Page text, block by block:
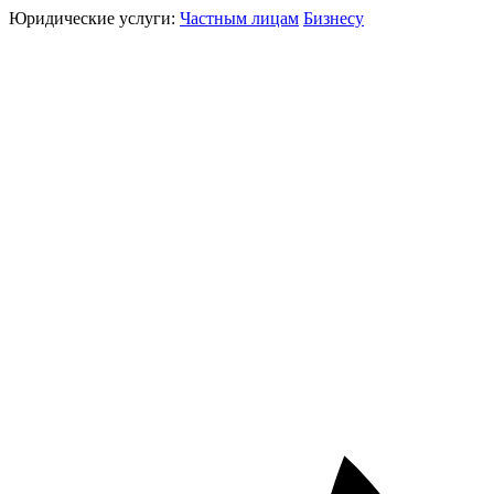
Юридические услуги: Частным лицам Бизнесу